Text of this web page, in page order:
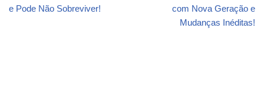
e Pode Não Sobreviver!
com Nova Geração e
Mudanças Inéditas!